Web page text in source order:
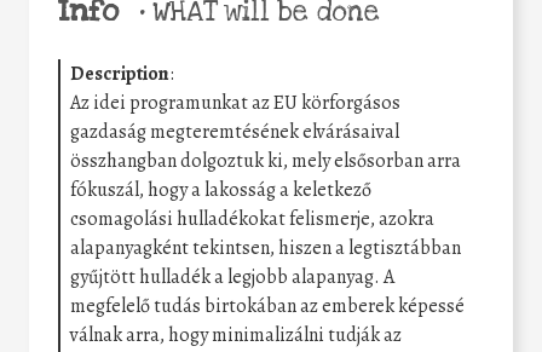
Info •WHAT will be done
Description:
Az idei programunkat az EU körforgásos
gazdaság megteremtésének elvárásaival
összhangban dolgoztuk ki, mely elsősorban arra
fókuszál, hogy a lakosság a keletkező
csomagolási hulladékokat felismerje, azokra
alapanyagként tekintsen, hiszen a legtisztábban
gyűjtött hulladék a legjobb alapanyag. A
megfelelő tudás birtokában az emberek képessé
válnak arra, hogy minimalizálni tudják az